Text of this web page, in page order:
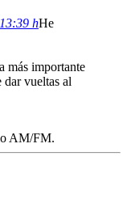
hHe
más importante
dar vueltas al
AM/FM.